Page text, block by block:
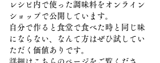
レシピ内で使った調味料をオンライン
ショップで公開しています。
自分で作ると食堂で食べた時と同じ味
にならない、なんて方はぜひ試してい
ただく価値ありです。